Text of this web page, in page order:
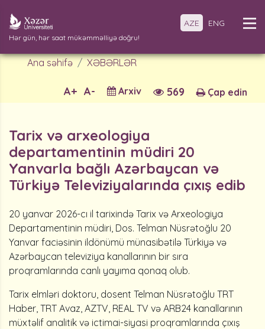
Hər gün, hər saat mükəmməlliyə doğru!
AZE ENG
Ana səhifə XƏBƏRLƏR
Çap edin
569
Arxiv
A-
A+
Tarix və arxeologiya
departamentinin müdiri 20
Yanvarla bağlı Azərbaycan və
Türkiyə Televiziyalarında çıxış edib
20 yanvar 2026-cı il tarixində Tarix və Arxeologiya
Departamentinin müdiri, Dos. Telman Nüsrətoğlu 20
Yanvar faciəsinin ildönümü münasibətilə Türkiyə və
Azərbaycan televiziya kanallarının bir sıra
proqramlarında canlı yayıma qonaq olub.
Tarix elmləri doktoru, dosent Telman Nüsrətoğlu TRT
Haber, TRT Avaz, AZTV, REAL TV və ARB24 kanallarının
müxtəlif analitik və ictimai-siyasi proqramlarında çıxış